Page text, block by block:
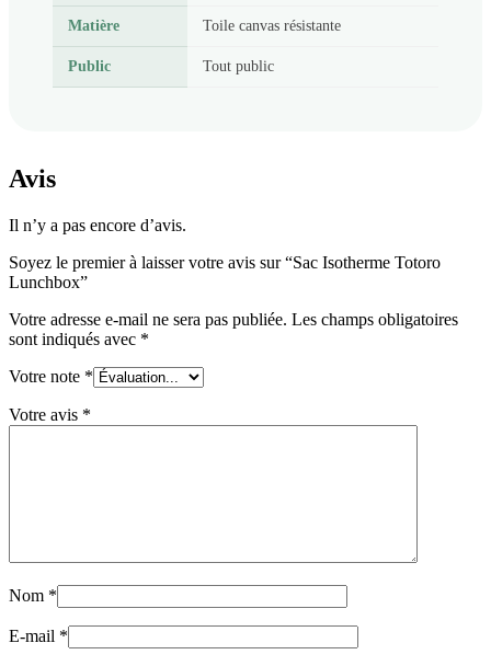
Matière Toile canvas résistante
Public Tout public
Avis
Il n’y a pas encore d’avis.
Soyez le premier à laisser votre avis sur “Sac Isotherme Totoro
Lunchbox”
Votre adresse e-mail ne sera pas publiée. Les champs obligatoires
sont indiqués avec *
Votre note *
Votre avis *
Nom *
E-mail *